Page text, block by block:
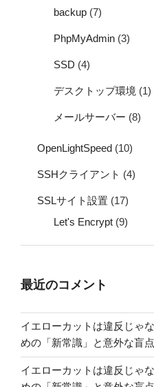
backup (7)
PhpMyAdmin (3)
SSD (4)
デスクトップ環境 (1)
メールサーバー (8)
OpenLightSpeed (10)
SSHクライアント (4)
SSLサイト設置 (17)
Let's Encrypt (9)
最近のコメント
イエローカットは違反じゃ
めの「新常識」と意外な盲点
イエローカットは違反じゃ